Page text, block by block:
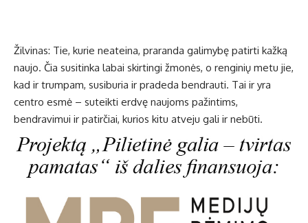
Žilvinas: Tie, kurie neateina, praranda galimybę patirti kažką
naujo. Čia susitinka labai skirtingi žmonės, o renginių metu jie,
kad ir trumpam, susiburia ir pradeda bendrauti. Tai ir yra
centro esmė – suteikti erdvę naujoms pažintims,
bendravimui ir patirčiai, kurios kitu atveju gali ir nebūti.